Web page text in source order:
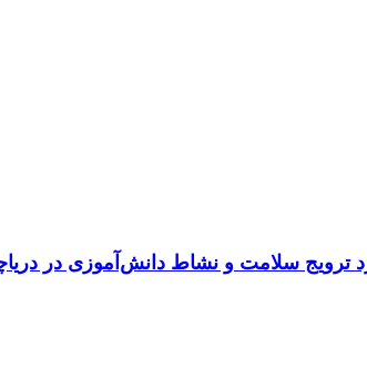
ترویج سلامت و نشاط دانش‌آموزی در